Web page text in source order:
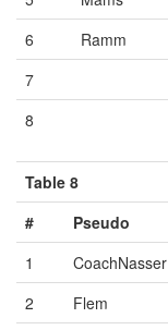
6
Ramm
7
8
Table 8
#
Pseudo
1
CoachNasser
2
Flem